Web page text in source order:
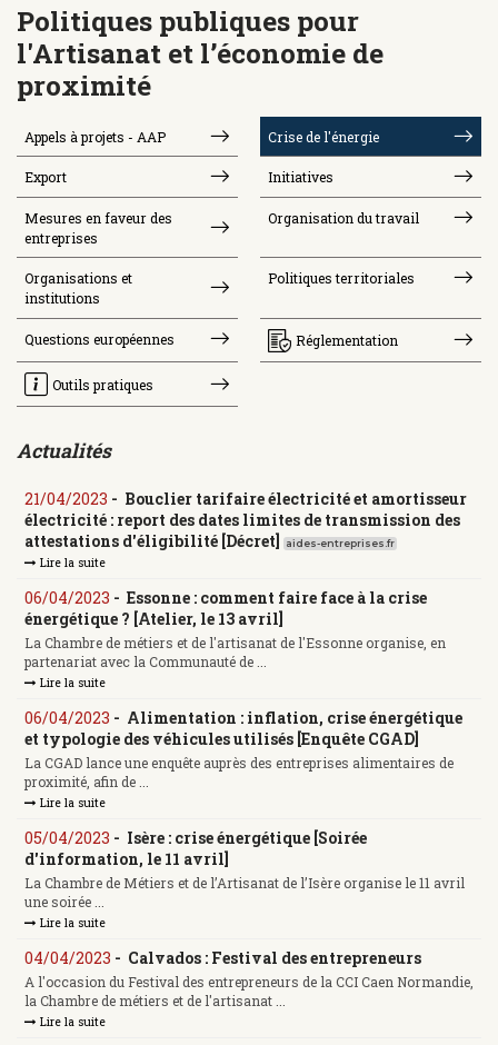
Politiques publiques pour
l'Artisanat et l’économie de
proximité
Appels à projets - AAP Crise de l'énergie
Export Initiatives
Mesures en faveur des
entreprises
Organisation du travail
Organisations et
institutions
Politiques territoriales
Questions européennes Réglementation
Outils pratiques
Actualités
21/04/2023 - Bouclier tarifaire électricité et amortisseur
électricité : report des dates limites de transmission des
attestations d'éligibilité [Décret]
aides-entreprises.fr
Lire la suite
06/04/2023 - Essonne : comment faire face à la crise
énergétique ? [Atelier, le 13 avril]
La Chambre de métiers et de l'artisanat de l'Essonne organise, en
partenariat avec la Communauté de ...
Lire la suite
06/04/2023 - Alimentation : inflation, crise énergétique
et typologie des véhicules utilisés [Enquête CGAD]
La CGAD lance une enquête auprès des entreprises alimentaires de
proximité, afin de ...
Lire la suite
05/04/2023 - Isère : crise énergétique [Soirée
d'information, le 11 avril]
La Chambre de Métiers et de l’Artisanat de l’Isère organise le 11 avril
une soirée ...
Lire la suite
04/04/2023 - Calvados : Festival des entrepreneurs
A l'occasion du Festival des entrepreneurs de la CCI Caen Normandie,
la Chambre de métiers et de l'artisanat ...
Lire la suite